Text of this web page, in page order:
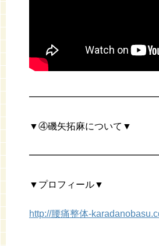
━━━━━━━━━━━━━━
▼④磯矢拓麻について▼
▼プロフィール▼
http://腰痛整体-